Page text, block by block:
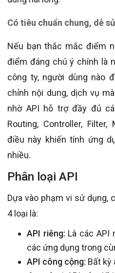
Có tiêu chuẩn chung, dễ
Nếu bạn thắc mắc điểm
điểm đáng chú ý chính là
công ty, người dùng nào
chỉnh nội dung, dịch vụ
nhờ API hỗ trợ đầy đủ
Routing, Controller, Filter,
điều này khiến tính ứng
nhiều.
Phân loại API
Dựa vào phạm vi sử dụng,
4 loại là:
API riêng: Là các API
các ứng dụng trong
API công cộng: Bất kỳ